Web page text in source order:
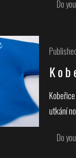
Do
utkání
Do